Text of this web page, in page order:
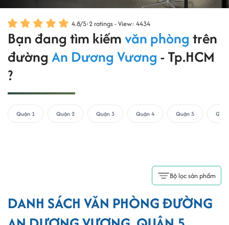
4.8/5:2 ratings - View: 4434
Bạn đang tìm kiếmvăn phòng trên
đường An Dương Vương - Tp.HCM
?
Quận 1 Quận 2 Quận 3 Quận 4 Quận 5
Bộ lọc sản phẩm
DANH SÁCH VĂN PHÒNG ĐƯỜNG